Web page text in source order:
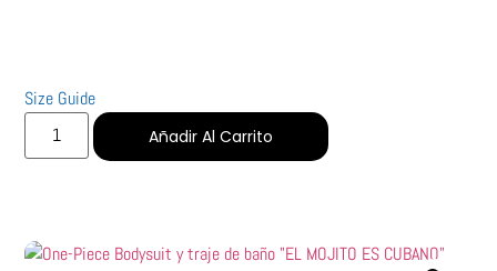
Size Guide
Añadir Al Carrito